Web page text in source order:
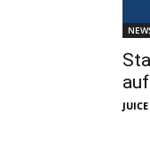
JUICE